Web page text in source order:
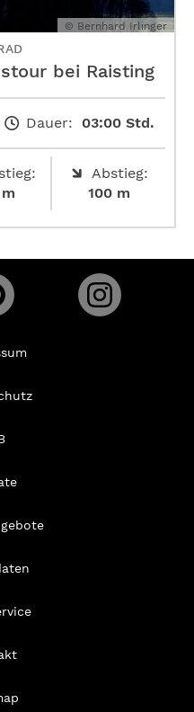
© Bernhard Irlinger
bei Raisting
Dauer: 03:00 Std.
Abstieg:
100 m